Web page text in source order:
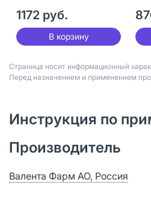
1172 руб.
В корзину
Страница носит информационный
Перед назначением и применением
Инструкция по
Производитель
Валента Фарм АО, Россия